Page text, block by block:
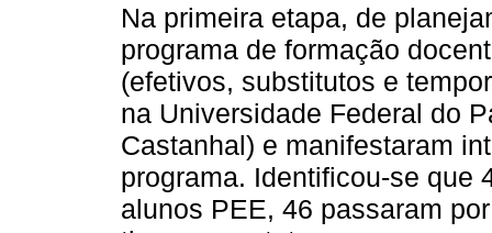
Na primeira etapa, de
programa de formação
(efetivos, substitutos e
na Universidade Federal do
Castanhal) e manifestaram
programa. Identificou-se que
alunos PEE, 46 passaram